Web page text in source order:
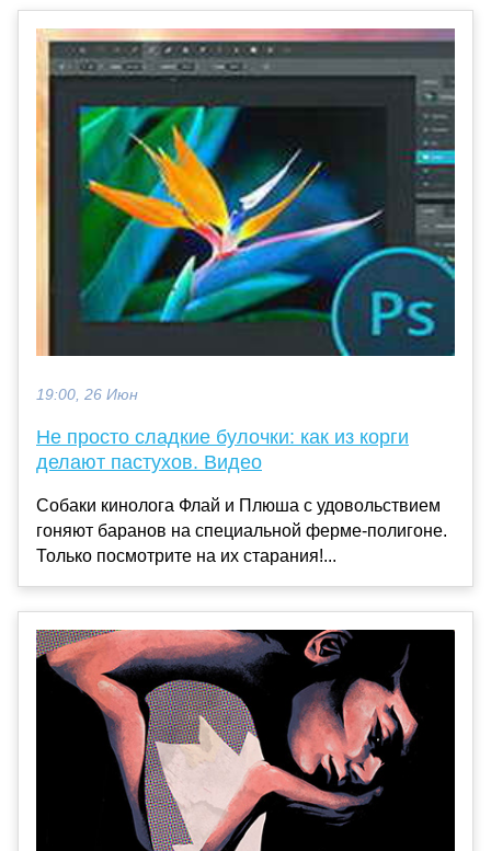
19:00, 26 Июн
Не просто сладкие булочки: как из корги
делают пастухов. Видео
Собаки кинолога Флай и Плюша с удовольствием
гоняют баранов на специальной ферме-полигоне.
Только посмотрите на их старания!...